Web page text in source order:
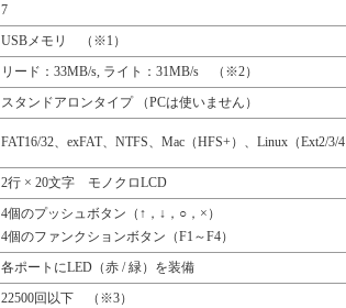
7
USBメモリ （※1）
リード：33MB/s, ライト：31MB/s （※2）
スタンドアロンタイプ （PCは使いません）
FAT16/32、exFAT、NTFS、Mac（HFS+）、Linux（Ext2/3/
2行 × 20文字 モノクロLCD
4個のプッシュボタン（↑，↓，○，×）
4個のファンクションボタン（F1～F4）
各ポートにLED（赤 / 緑）を装備
22500回以下 （※3）